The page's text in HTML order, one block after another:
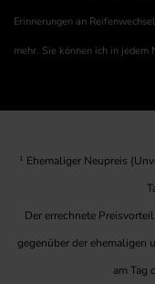
Erinnerungen an
mehr. Sie können ich in
1 Ehemaliger Neupreis
Der errechnete
gegenüber der ehemaligen
am Tag